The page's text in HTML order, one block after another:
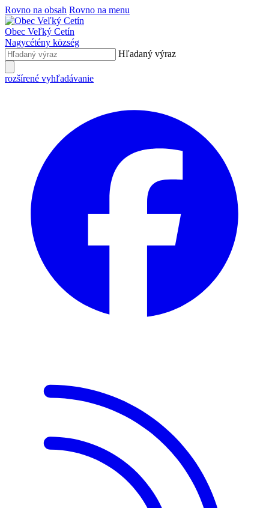
Rovno na obsah Rovno na menu
Obec Veľký Cetín
Nagycétény község
Hľadaný výraz
rozšírené vyhľadávanie